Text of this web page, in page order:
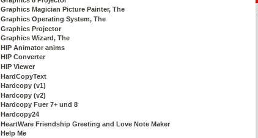
Graphics Magician Picture Painter, The
Graphics Operating System, The
Graphics Projector
Graphics Wizard, The
HIP Animator anims
HIP Converter
HIP Viewer
HardCopyText
Hardcopy (v1)
Hardcopy (v2)
Hardcopy Fuer 7+ und 8
Hardcopy24
HeartWare Friendship Greeting and Love Note Maker
Help Me